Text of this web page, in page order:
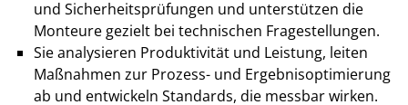
und Sicherheitsprüfungen und unterstützen die
Monteure gezielt bei technischen Fragestellungen.
Sie analysieren Produktivität und Leistung, leiten
Maßnahmen zur Prozess- und Ergebnisoptimierung
ab und entwickeln Standards, die messbar wirken.